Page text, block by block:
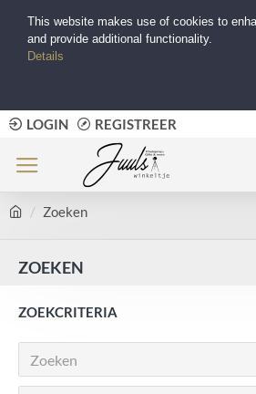
LOGIN REGISTREER
Zoeken
ZOEKEN
ZOEKCRITERIA
This website makes use of cookies to
and provide additional functionality.
Details